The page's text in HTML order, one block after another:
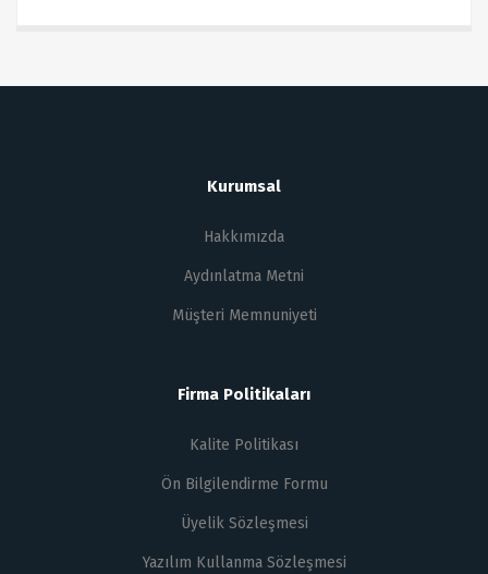
Kurumsal
Hakkımızda
Aydınlatma Metni
Müşteri Memnuniyeti
Firma Politikaları
Kalite Politikası
Ön Bilgilendirme Formu
Üyelik Sözleşmesi
Yazılım Kullanma Sözleşmesi